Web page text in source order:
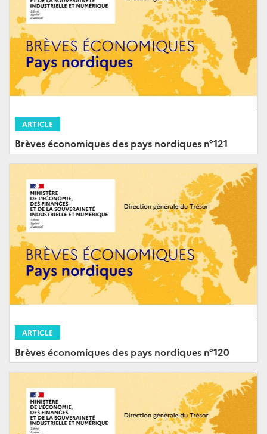
ARTICLE
Brèves économiques des pays nordiques n°121
ARTICLE
Brèves économiques des pays nordiques n°120